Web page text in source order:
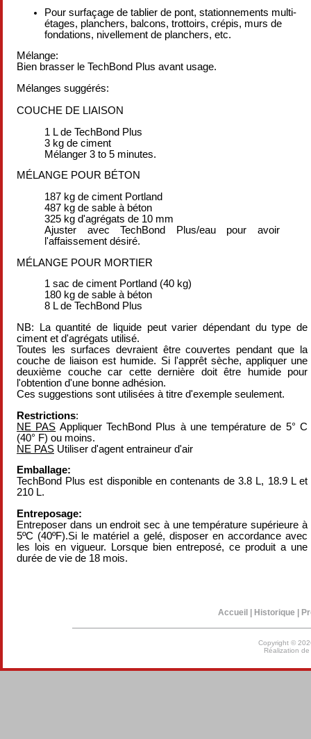
Pour surfaçage de tablier de pont, stationnements multi-
étages, planchers, balcons, trottoirs, crépis, murs de
fondations, nivellement de planchers, etc.
Mélange:
Bien brasser le TechBond Plus avant usage.
Mélanges suggérés:
COUCHE DE LIAISON
1 L de TechBond Plus
3 kg de ciment
Mélanger 3 to 5 minutes.
MÉLANGE POUR BÉTON
187 kg de ciment Portland
487 kg de sable à béton
325 kg d'agrégats de 10 mm
Ajuster avec TechBond Plus/eau pour avoir
l'affaissement désiré.
MÉLANGE POUR MORTIER
1 sac de ciment Portland (40 kg)
180 kg de sable à béton
8 L de TechBond Plus
NB: La quantité de liquide peut varier dépendant du type de
ciment et d'agrégats utilisé.
Toutes les surfaces devraient être couvertes pendant que la
couche de liaison est humide. Si l'apprêt sèche, appliquer une
deuxième couche car cette dernière doit être humide pour
l'obtention d'une bonne adhésion.
Ces suggestions sont utilisées à titre d'exemple seulement.
Restrictions:
NE PAS Appliquer TechBond Plus à une température de 5° C
(40° F) ou moins.
NE PAS Utiliser d'agent entraineur d'air
Emballage:
TechBond Plus est disponible en contenants de 3.8 L, 18.9 L et
210 L.
Entreposage:
Entreposer dans un endroit sec à une température supérieure à
5ºC (40ºF).Si le matériel a gelé, disposer en accordance avec
les lois en vigueur. Lorsque bien entreposé, ce produit a une
durée de vie de 18 mois.
Accueil| Historique |
Copyright ©
Réalization de